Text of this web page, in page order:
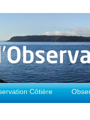
Côtière